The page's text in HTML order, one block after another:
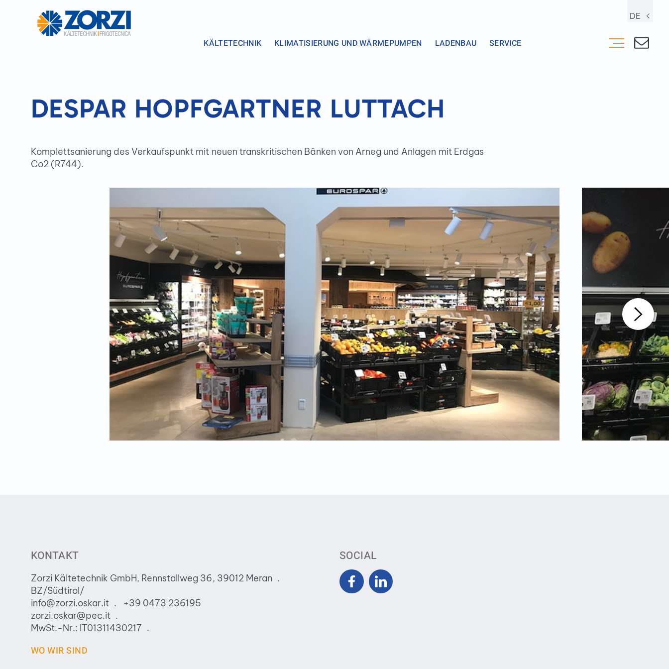
DE
KÄLTETECHNIK KLIMATISIERUNG UND WÄRMEPUMPEN LADENBAU SERVICE
DESPAR HOPFGARTNER LUTTACH
Komplettsanierung des Verkaufspunkt mit neuen transkritischen Bänken von Arneg und Anlagen mit Erdgas
Co2 (R744).
KONTAKT
Zorzi Kältetechnik GmbH, Rennstallweg 36, 39012 Meran
BZ/Südtirol/
info@zorzi.oskar.it
+39 0473 236195
zorzi.oskar@pec.it
MwSt.-Nr.: IT01311430217
WO WIR SIND
SOCIAL